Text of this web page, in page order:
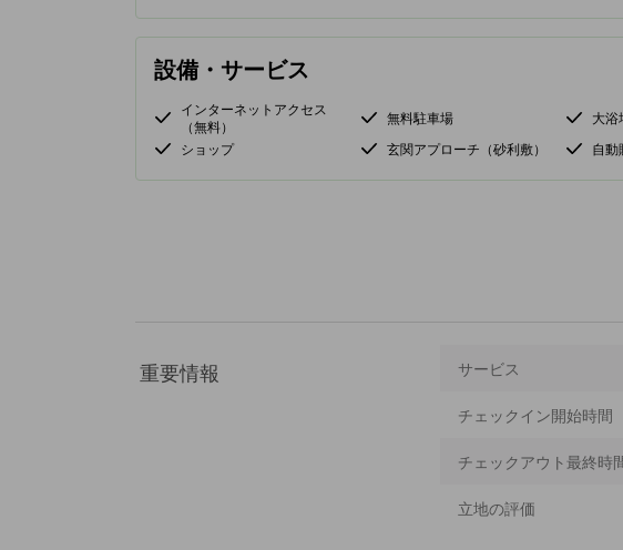
設備・サービス
インターネットアクセス
（無料）
無料駐車場 大浴
ショップ
玄関アプローチ（砂利敷） 自動
重要情報 サービス
チェックイン開始時間
チェックアウト最終時
立地の評価